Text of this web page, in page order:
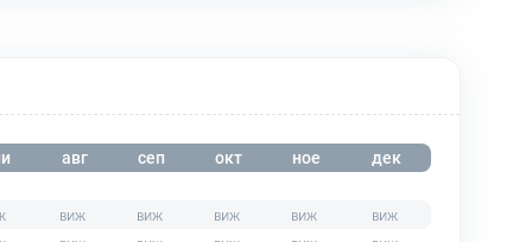
авг сеп окт ное дек